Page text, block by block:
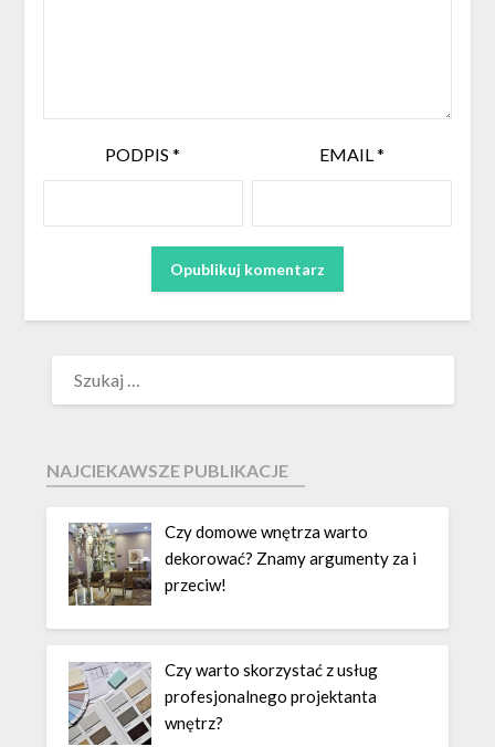
PODPIS* EMAIL*
NAJCIEKAWSZE PUBLIKACJE
Czy domowe wnętrza warto
dekorować? Znamy argumenty za i
przeciw!
Czy warto skorzystać z usług
profesjonalnego projektanta
wnętrz?